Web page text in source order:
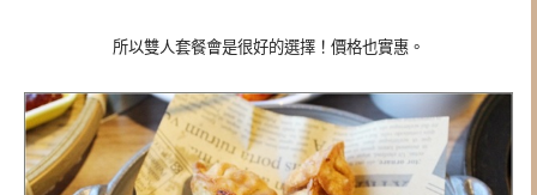
所以雙人套餐會是很好的選擇！價格也實惠。